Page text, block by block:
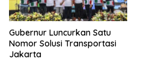
Gubernur Luncurkan Satu
Nomor Solusi Transportasi
Jakarta